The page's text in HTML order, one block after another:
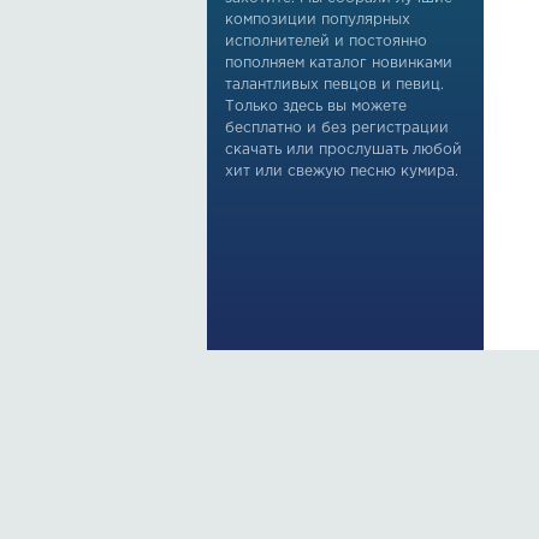
композиции популярных
исполнителей и постоянно
пополняем каталог новинками
талантливых певцов и певиц.
Только здесь вы можете
бесплатно и без регистрации
скачать или прослушать любой
хит или свежую песню кумира.